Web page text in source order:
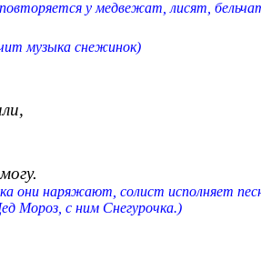
у медвежат, лисят,
музыка снежинок)
они наряжают, солист исполняет
Мороз, с ним Снегурочка.)